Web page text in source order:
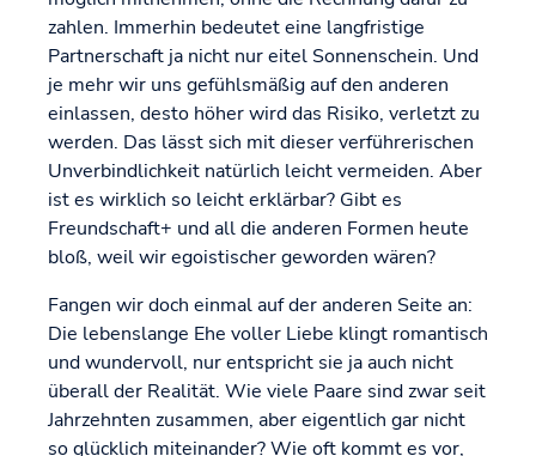
zahlen. Immerhin bedeutet eine langfristige
Partnerschaft ja nicht nur eitel Sonnenschein. Und
je mehr wir uns gefühlsmäßig auf den anderen
einlassen, desto höher wird das Risiko, verletzt zu
werden. Das lässt sich mit dieser verführerischen
Unverbindlichkeit natürlich leicht vermeiden. Aber
ist es wirklich so leicht erklärbar? Gibt es
Freundschaft+ und all die anderen Formen heute
bloß, weil wir egoistischer geworden wären?
Fangen wir doch einmal auf der anderen Seite an:
Die lebenslange Ehe voller Liebe klingt romantisch
und wundervoll, nur entspricht sie ja auch nicht
überall der Realität. Wie viele Paare sind zwar seit
Jahrzehnten zusammen, aber eigentlich gar nicht
so glücklich miteinander? Wie oft kommt es vor,